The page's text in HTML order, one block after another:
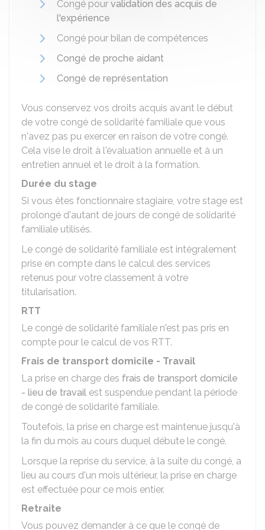
Congé pour validation des acquis de
l'expérience
Congé pour bilan de compétences
Congé de proche aidant
Congé de représentation
Vous conservez vos droits acquis avant le début
de votre congé de solidarité familiale que vous
n'avez pas pu exercer en raison de votre congé.
Cela vise le droit à l'évaluation annuelle et à un
entretien annuel et le droit à la formation.
Durée du stage
Si vous êtes fonctionnaire stagiaire, votre stage est
prolongé d'autant de jours de congé de solidarité
familiale utilisés.
Le congé de solidarité familiale est intégralement
prise en compte dans le calcul des services
retenus pour votre classement à votre
titularisation.
RTT
Le congé de solidarité familiale n'est pas pris en
compte pour le calcul de vos RTT.
Frais de transport domicile - Travail
La prise en charge des frais de transport domicile
- lieu de travail est suspendue pendant la période
de congé de solidarité familiale.
Toutefois, la prise en charge est maintenue jusqu'à
la fin du mois au cours duquel débute le congé.
Lorsque la reprise du service, à la suite du congé, a
lieu au cours d'un mois ultérieur, la prise en charge
est effectuée pour ce mois entier.
Retraite
Vous pouvez demander à ce que le congé de